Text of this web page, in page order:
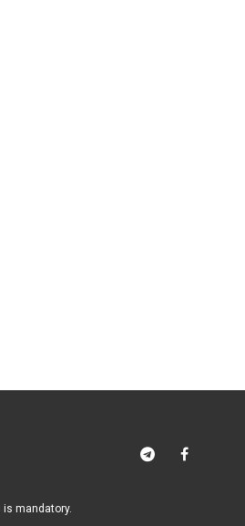
mandatory.